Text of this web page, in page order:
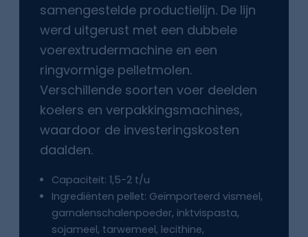
samengestelde productielijn. De lijn
werd uitgerust met een dubbele
voerextrudermachine en een
ringvormige pelletmolen.
Verschillende soorten voer deelden
koelers en verpakkingsmachines,
waardoor de investeringskosten
daalden.
Capaciteit: 1,5-2 t/u
Ingrediënten pellet: Geïmporteerd vismeel,
garnalenschalenpoeder, inktvispasta,
sojameel, tarwemeel, lecithine,